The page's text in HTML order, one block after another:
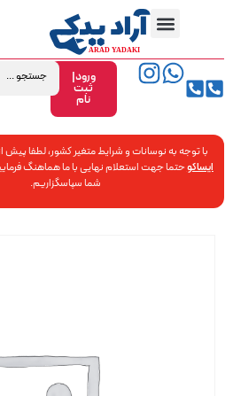
ورود|
ثبت
نام
با توجه به نوسانات و شرایط متغیر کشور، لطفا
ایساکوحتما جهت استعلام نهایی با ما هماهنگ
شما سپاسگزاریم.